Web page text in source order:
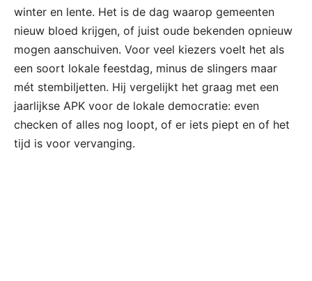
winter en lente. Het is de dag waarop gemeenten
nieuw bloed krijgen, of juist oude bekenden opnieuw
mogen aanschuiven. Voor veel kiezers voelt het als
een soort lokale feestdag, minus de slingers maar
mét stembiljetten. Hij vergelijkt het graag met een
jaarlijkse APK voor de lokale democratie: even
checken of alles nog loopt, of er iets piept en of het
tijd is voor vervanging.